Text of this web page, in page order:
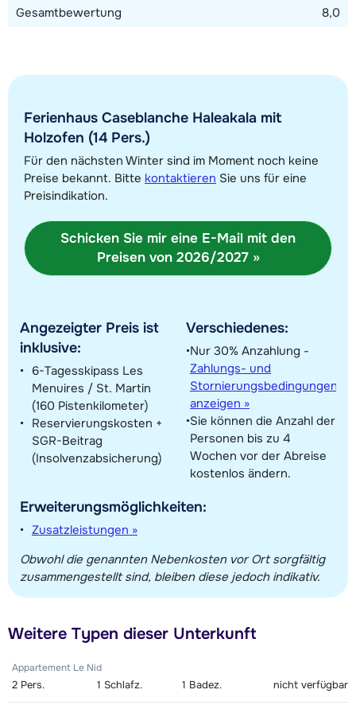
Alle Unterkünfte in diesem Gebiet anzeigen
Diese Karte zeigt eine Indikation der Lage unserer Unterkünfte. Die genaue
Gesamtbewertung
8,0
Ferienhaus Caseblanche Haleakala mit
Holzofen (14 Pers.)
Für den nächsten Winter sind im Moment noch keine
Preise bekannt. Bitte kontaktieren Sie uns für eine
Preisindikation.
Schicken Sie mir eine E-Mail mit den
Preisen von 2026/2027 »
Angezeigter Preis ist
inklusive:
6-Tagesskipass Les
Menuires / St. Martin
(160 Pistenkilometer)
Reservierungskosten +
SGR-Beitrag
(Insolvenzabsicherung)
Erweiterungsmöglichkeiten:
Zusatzleistungen »
Verschiedenes:
Nur 30% Anzahlung -
Zahlungs- und
Stornierungsbedingungen
anzeigen »
Sie können die Anzahl der
Personen bis zu 4
Wochen vor der Abreise
kostenlos ändern.
Obwohl die genannten Nebenkosten vor Ort sorgfältig
zusammengestellt sind, bleiben diese jedoch indikativ.
Weitere Typen dieser Unterkunft
Appartement Le Nid
2 Pers. 1 Schlafz. 1 Badez. nicht verfügbar